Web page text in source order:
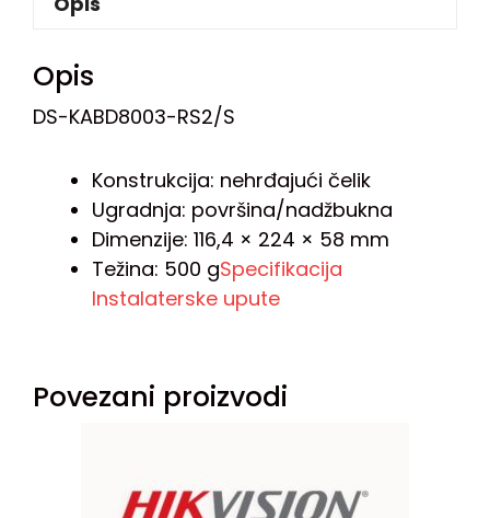
Opis
DS-KABD8003-RS2/S
Konstrukcija: nehrđajući čelik
Ugradnja: površina/nadžbukna
Dimenzije: 116,4 × 224 × 58 mm
Težina: 500 gSpecifikacija
Instalaterske upute
Povezani proizvodi